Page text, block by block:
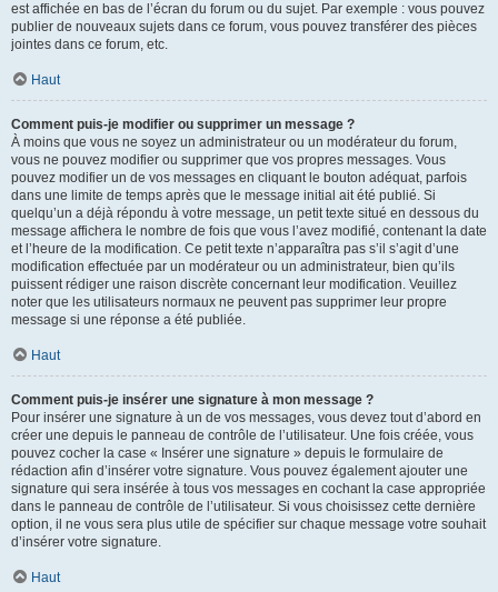
est affichée en bas de l’écran du forum ou du sujet. Par exemple : vous pouvez
publier de nouveaux sujets dans ce forum, vous pouvez transférer des pièces
jointes dans ce forum, etc.
Haut
Comment puis-je modifier ou supprimer un message ?
À moins que vous ne soyez un administrateur ou un modérateur du forum,
vous ne pouvez modifier ou supprimer que vos propres messages. Vous
pouvez modifier un de vos messages en cliquant le bouton adéquat, parfois
dans une limite de temps après que le message initial ait été publié. Si
quelqu’un a déjà répondu à votre message, un petit texte situé en dessous du
message affichera le nombre de fois que vous l’avez modifié, contenant la date
et l’heure de la modification. Ce petit texte n’apparaîtra pas s’il s’agit d’une
modification effectuée par un modérateur ou un administrateur, bien qu’ils
puissent rédiger une raison discrète concernant leur modification. Veuillez
noter que les utilisateurs normaux ne peuvent pas supprimer leur propre
message si une réponse a été publiée.
Haut
Comment puis-je insérer une signature à mon message ?
Pour insérer une signature à un de vos messages, vous devez tout d’abord en
créer une depuis le panneau de contrôle de l’utilisateur. Une fois créée, vous
pouvez cocher la case « Insérer une signature » depuis le formulaire de
rédaction afin d’insérer votre signature. Vous pouvez également ajouter une
signature qui sera insérée à tous vos messages en cochant la case appropriée
dans le panneau de contrôle de l’utilisateur. Si vous choisissez cette dernière
option, il ne vous sera plus utile de spécifier sur chaque message votre souhait
d’insérer votre signature.
Haut